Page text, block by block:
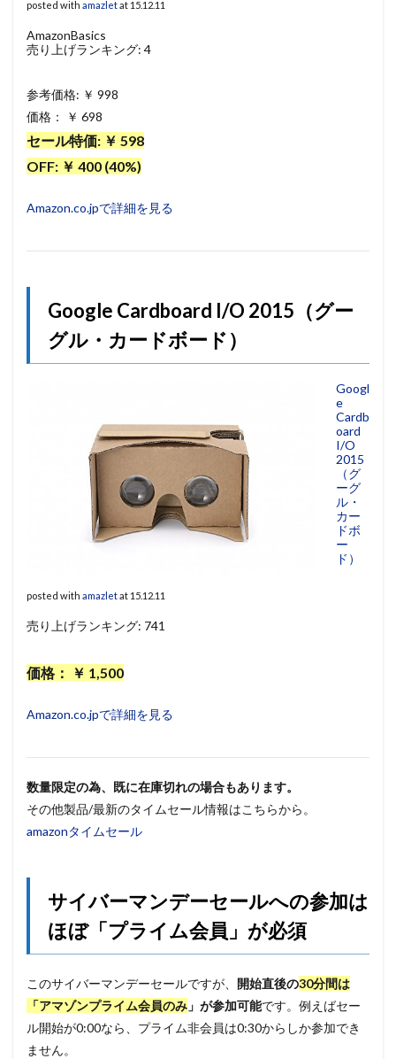
posted with amazletat 15.12.11
AmazonBasics
売り上げランキング: 4
参考価格: ￥ 998
価格： ￥ 698
セール特価: ￥ 598
OFF: ￥ 400 (40%)
Amazon.co.jpで詳細を見る
Google Cardboard I/O 2015（グー
グル・カードボード）
Googl
e
Cardb
oard
I/O
2015
（グ
ーグ
ル・
カー
ドボ
ー
ド）
posted with amazletat 15.12.11
売り上げランキング: 741
価格： ￥ 1,500
Amazon.co.jpで詳細を見る
数量限定の為、既に在庫切れの場合もあります。
その他製品/最新のタイムセール情報はこちらから。
amazonタイムセール
サイバーマンデーセールへの参加は
ほぼ「プライム会員」が必須
このサイバーマンデーセールですが、 開始直後の30分間は
「アマゾンプライム会員のみ 」が参加可能です。例えばセー
ル開始が0:00なら、プライム非会員は0:30からしか参加でき
ません。